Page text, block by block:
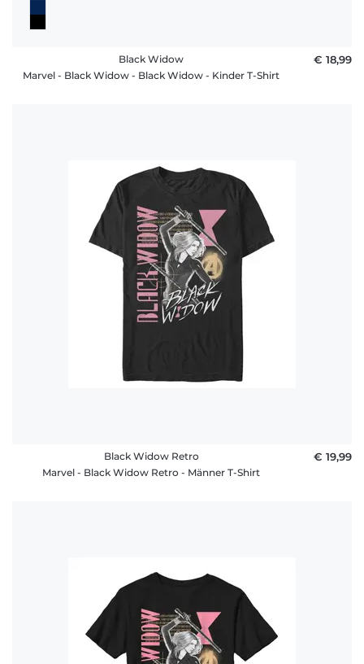
Black Widow
Marvel - Black Widow - Black Widow - Kinder T-Shirt
€ 18,99
Black Widow Retro
Marvel - Black Widow Retro - Männer T-Shirt
€ 19,99